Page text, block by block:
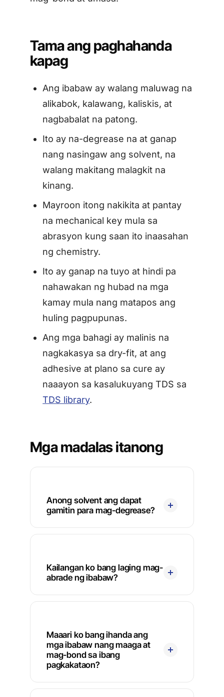
Tama ang paghahanda
kapag
Ang ibabaw ay walang maluwag na
alikabok, kalawang, kaliskis, at
nagbabalat na patong.
Ito ay na-degrease na at ganap
nang nasingaw ang solvent, na
walang makitang malagkit na
kinang.
Mayroon itong nakikita at pantay
na mechanical key mula sa
abrasyon kung saan ito inaasahan
ng chemistry.
Ito ay ganap na tuyo at hindi pa
nahawakan ng hubad na mga
kamay mula nang matapos ang
huling pagpupunas.
Ang mga bahagi ay malinis na
nagkakasya sa dry-fit, at ang
adhesive at plano sa cure ay
naaayon sa kasalukuyang TDS sa
TDS library.
Mga madalas itanong
Anong solvent ang dapat
gamitin para mag-degrease?
Kailangan ko bang laging mag-
abrade ng ibabaw?
Maaari ko bang ihanda ang
mga ibabaw nang maaga at
mag-bond sa ibang
pagkakataon?